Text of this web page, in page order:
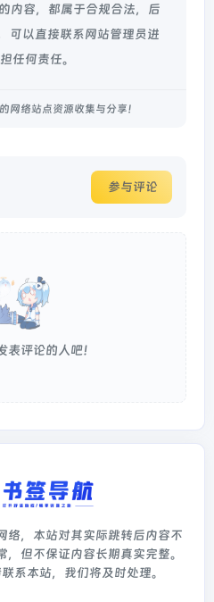
内容，都属于合规合法，后
可以直接联系网站管理员进
任何责任。
网络站点资源收集与分享！
参与评论
表评论的人吧！
络，本站对其实际跳转后内容不
但不保证内容长期真实完整。
系本站，我们将及时处理。